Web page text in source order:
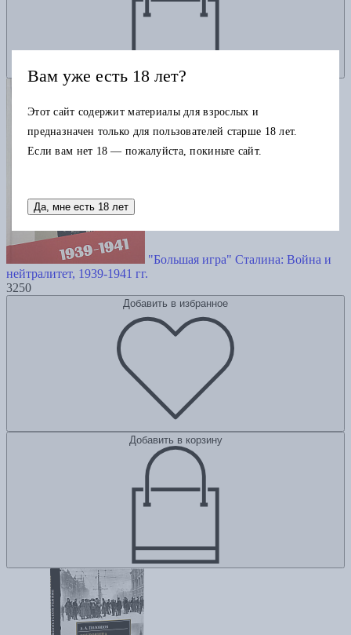
"Большая игра" Сталина: Война и
нейтралитет, 1939-1941 гг.
3250
Добавить в избранное
Добавить в корзину
Вам уже есть 18 лет?
Этот сайт содержит материалы для взрослых и
предназначен только для пользователей старше 18 лет.
Если вам нет 18 — пожалуйста, покиньте сайт.
Да, мне есть 18 лет